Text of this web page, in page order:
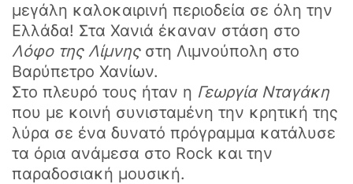
μεγάλη καλοκαιρινή περιοδεία σε όλη την
Ελλάδα! Στα Χανιά έκαναν στάση στο
Λόφο της Λίμνηςστη Λιμνούπολη στο
Βαρύπετρο Χανίων.
Στο πλευρό τους ήταν η Γεωργία Νταγάκη
που με κοινή συνισταμένη την κρητική της
λύρα σε ένα δυνατό πρόγραμμα κατάλυσε
τα όρια ανάμεσα στο Rock και την
παραδοσιακή μουσική.